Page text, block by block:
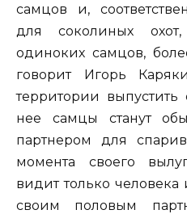
самцов и,
для соколиных
одиноких самцов,
говорит Игорь
территории выпустить
нее самцы станут
партнером для
момента своего
видит только человека
своим половым